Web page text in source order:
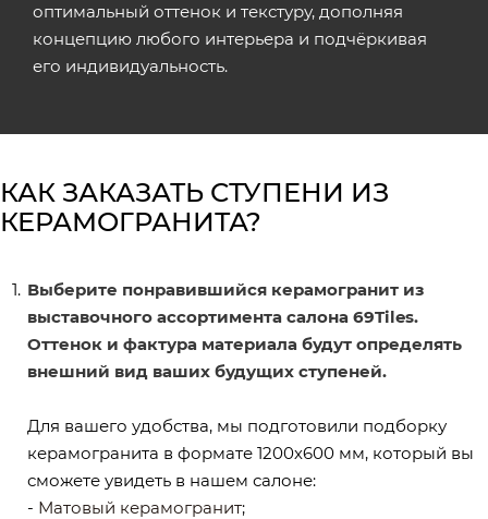
оптимальный оттенок и текстуру, дополняя
концепцию любого интерьера и подчёркивая
его индивидуальность.
КАК ЗАКАЗАТЬ СТУПЕНИ ИЗ
КЕРАМОГРАНИТА?
Выберите понравившийся керамогранит из
выставочного ассортимента салона 69Tiles.
Оттенок и фактура материала будут определять
внешний вид ваших будущих ступеней.
Для вашего удобства, мы подготовили подборку
керамогранита в формате 1200х600 мм, который вы
сможете увидеть в нашем салоне:
- Матовый керамогранит;